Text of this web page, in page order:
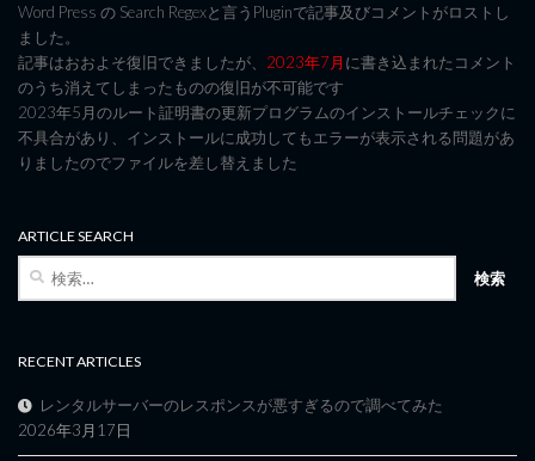
Word Press の Search Regexと言うPluginで記事及びコメントがロストし
ました。
記事はおおよそ復旧できましたが、 2023年7月に書き込まれたコメント
のうち消えてしまったものの復旧が不可能です
2023年5月のルート証明書の更新プログラムのインストールチェックに
不具合があり、インストールに成功してもエラーが表示される問題があ
りましたのでファイルを差し替えました
ARTICLE SEARCH
検
RECENT ARTICLES
レンタルサーバーのレスポンスが悪すぎるので調べてみた
2026年3月17日